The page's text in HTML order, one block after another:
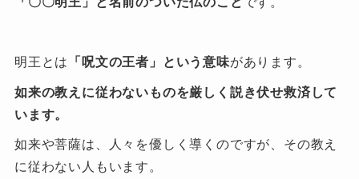
明王とは 「呪文の王者」という意味があります。
如来の教えに従わないものを厳しく説き伏せ救済して
います。
如来や菩薩は、人々を優しく導くのですが、その教え
に従わない人もいます。